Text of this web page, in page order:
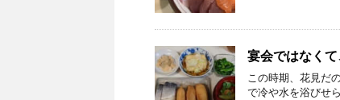
宴会ではなく
この時期、花見だ
で冷や水を浴びせ